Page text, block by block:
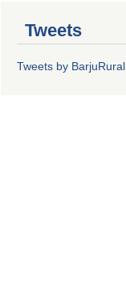
Tweets
Tweets by BarjuRural